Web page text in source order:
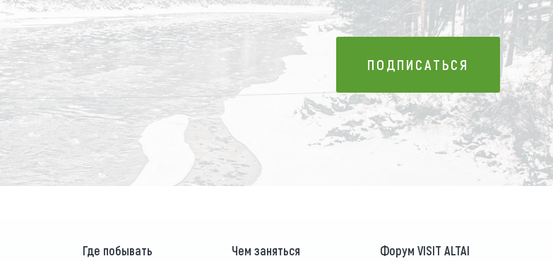
ПОДПИСАТЬСЯ
ПОДПИСАТЬСЯ
Где побывать Чем заняться
Форум VISIT ALTAI